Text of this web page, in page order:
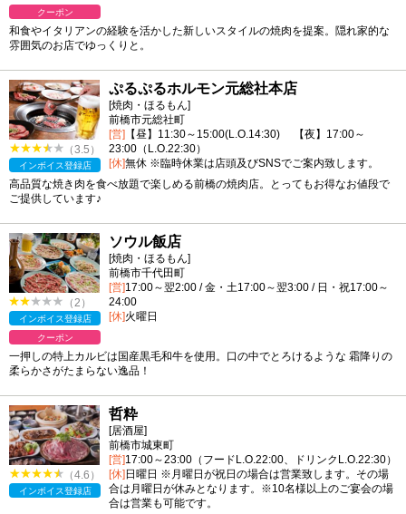
クーポン
和食やイタリアンの経験を活かした新しいスタイルの焼肉を提案。隠れ家的な
雰囲気のお店でゆっくりと。
（3.5）
インボイス登録店
ぷるぷるホルモン元総社本店
[焼肉・ほるもん]
前橋市元総社町
[営] 【昼】11:30～15:00(L.O.14:30) 【夜】17:00～
23:00（L.O.22:30）
[休]無休 ※臨時休業は店頭及びSNSでご案内致します。
高品質な焼き肉を食べ放題で楽しめる前橋の焼肉店。とってもお得なお値段で
ご提供しています♪
（2）
インボイス登録店
クーポン
ソウル飯店
[焼肉・ほるもん]
前橋市千代田町
[営]17:00～翌2:00 / 金・土17:00～翌3:00 / 日・祝17:00～
24:00
[休]火曜日
一押しの特上カルビは国産黒毛和牛を使用。口の中でとろけるような 霜降りの
柔らかさがたまらない逸品！
（4.6）
インボイス登録店
哲粋
[居酒屋]
前橋市城東町
[営]17:00～23:00（フードL.O.22:00、ドリンクL.O.22:30）
[休]日曜日 ※月曜日が祝日の場合は営業致します。その場
合は月曜日が休みとなります。※10名様以上のご宴会の場
合は営業も可能です。